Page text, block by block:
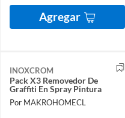
Agregar
INOXCROM
Pack X3 Removedor De
Graffiti En Spray Pintura
Por MAKROHOMECL